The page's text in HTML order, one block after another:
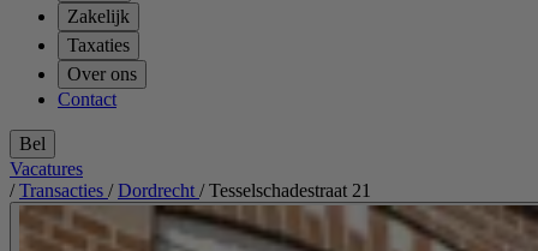
Zakelijk
Taxaties
Over ons
Contact
Bel
Vacatures
/ Transacties / Dordrecht / Tesselschadestraat 21